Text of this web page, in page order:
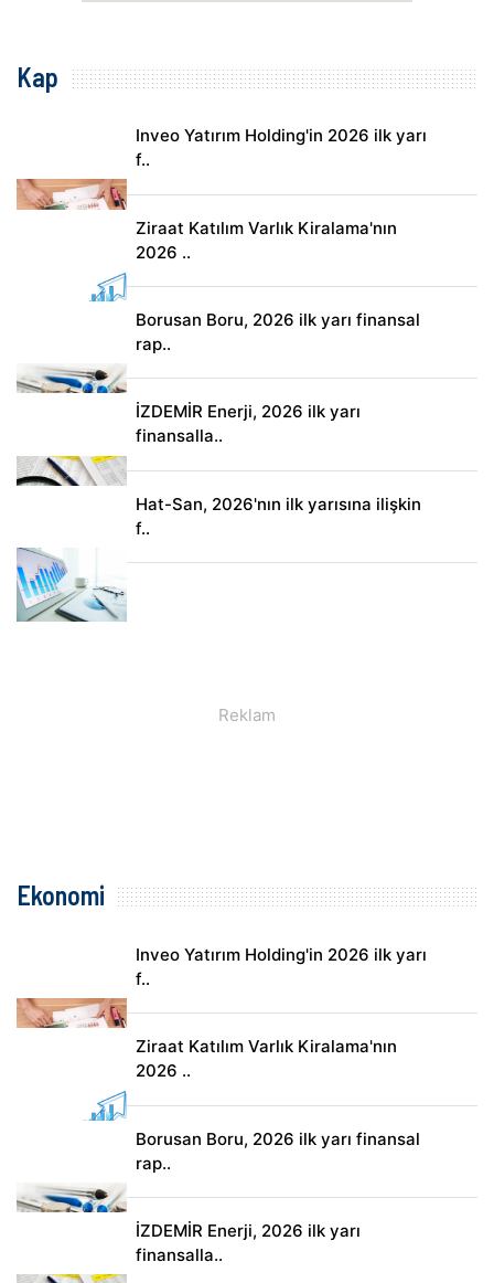
Kap
Inveo Yatırım Holding'in 2026 ilk yarı
f..
Ziraat Katılım Varlık Kiralama'nın
2026 ..
Borusan Boru, 2026 ilk yarı finansal
rap..
İZDEMİR Enerji, 2026 ilk yarı
finansalla..
Hat-San, 2026'nın ilk yarısına ilişkin
f..
Ekonomi
Inveo Yatırım Holding'in 2026 ilk yarı
f..
Ziraat Katılım Varlık Kiralama'nın
2026 ..
Borusan Boru, 2026 ilk yarı finansal
rap..
İZDEMİR Enerji, 2026 ilk yarı
finansalla..